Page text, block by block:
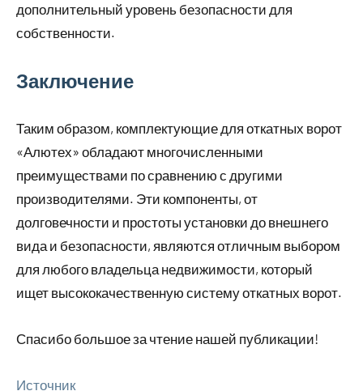
дополнительный уровень безопасности для
собственности.
Заключение
Таким образом, комплектующие для откатных ворот
«Алютех» обладают многочисленными
преимуществами по сравнению с другими
производителями. Эти компоненты, от
долговечности и простоты установки до внешнего
вида и безопасности, являются отличным выбором
для любого владельца недвижимости, который
ищет высококачественную систему откатных ворот.
Спасибо большое за чтение нашей публикации!
Источник